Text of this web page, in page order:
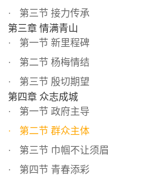
第三节 接力传承
第三章 情满青山
第一节 新里程碑
第二节 杨梅情结
第三节 殷切期望
第四章 众志成城
第一节 政府主导
第二节 群众主体
第三节 巾帼不让须眉
第四节 青春添彩